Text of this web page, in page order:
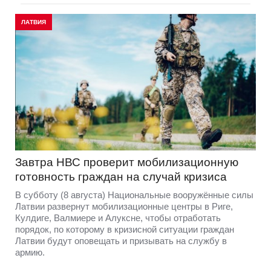
ЛАТВИЯ
Завтра НВС проверит мобилизационную
готовность граждан на случай кризиса
В субботу (8 августа) Национальные вооружённые силы
Латвии развернут мобилизационные центры в Риге,
Кулдиге, Валмиере и Алуксне, чтобы отработать
порядок, по которому в кризисной ситуации граждан
Латвии будут оповещать и призывать на службу в
армию.